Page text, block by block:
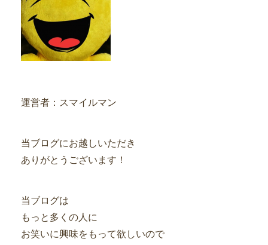
運営者：スマイルマン
当ブログにお越しいただき
ありがとうございます！
当ブログは
もっと多くの人に
お笑いに興味をもって欲しいので